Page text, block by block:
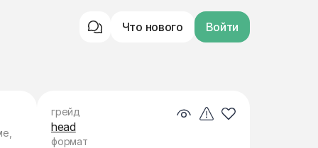
Что нового Войти
грейд
head
формат